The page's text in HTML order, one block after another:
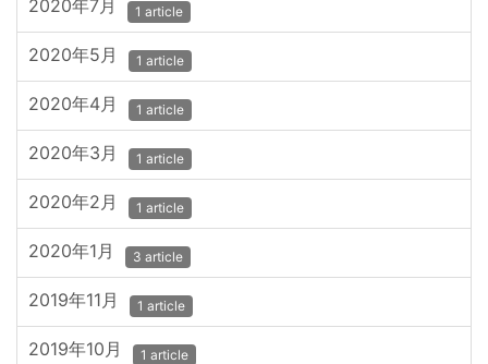
2020年7月 1 article
2020年5月 1 article
2020年4月 1 article
2020年3月 1 article
2020年2月 1 article
2020年1月 3 article
2019年11月 1 article
2019年10月 1 article